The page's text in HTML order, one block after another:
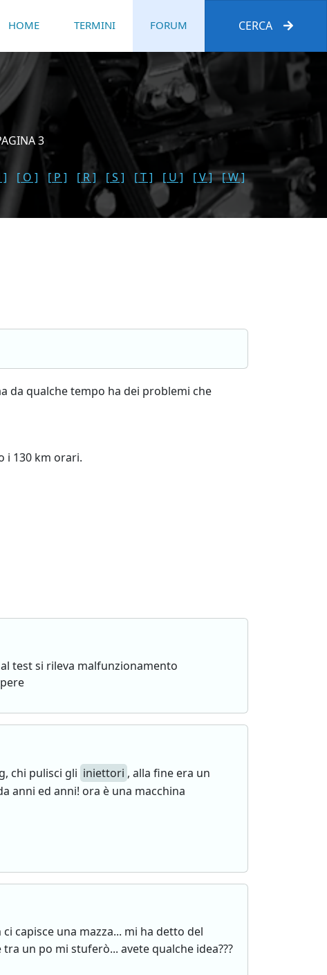
HOME TERMINI FORUM CERCA
3
] [ O ] [ P ] [ R ] [ S ] [ T ] [ U ] [ V ]
[ W ]
da qualche tempo ha dei problemi che
i 130 km orari.
test si rileva malfunzionamento
chi pulisci gli iniettori , alla fine era un
anni ed anni! ora è una macchina
capisce una mazza... mi ha detto del
tra un po mi stuferò... avete qualche idea???